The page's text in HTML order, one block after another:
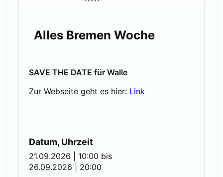
Alles Bremen Woche
SAVE THE DATE für Walle
Zur Webseite geht es hier: Link
Datum, Uhrzeit
21.09.2026 | 10:00 bis
26.09.2026 | 20:00